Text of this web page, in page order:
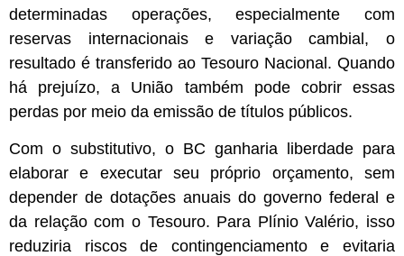
determinadas operações, especialmente com
reservas internacionais e variação cambial, o
resultado é transferido ao Tesouro Nacional. Quando
há prejuízo, a União também pode cobrir essas
perdas por meio da emissão de títulos públicos.
Com o substitutivo, o BC ganharia liberdade para
elaborar e executar seu próprio orçamento, sem
depender de dotações anuais do governo federal e
da relação com o Tesouro. Para Plínio Valério, isso
reduziria riscos de contingenciamento e evitaria